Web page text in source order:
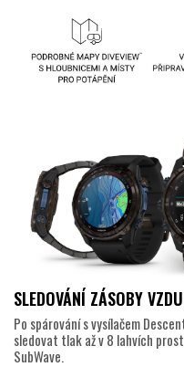
SLEDOVÁNÍ ZÁSOBY
Po spárování s vysílačem
sledovat tlak až v 8 lahvích
SubWave.